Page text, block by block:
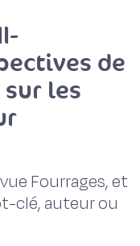
de
les
Fourrages, et
clé, auteur ou